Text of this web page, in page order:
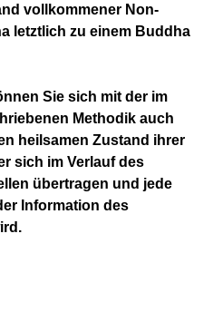
vollkommener Non-
letztlich zu einem Buddha
Sie sich mit der im
Methodik auch
heilsamen Zustand ihrer
sich im Verlauf des
übertragen und jede
Information des